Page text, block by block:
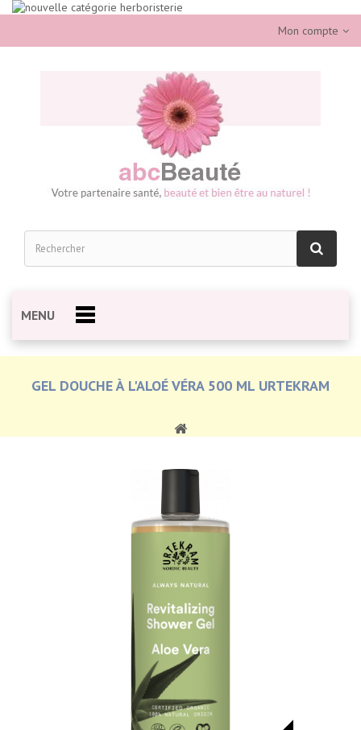
Mon compte
MENU
GEL DOUCHE À L'ALOÉ VÉRA 500 ML URTEKRAM